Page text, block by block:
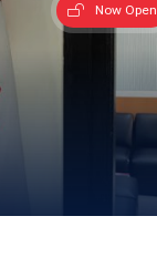
Now Open